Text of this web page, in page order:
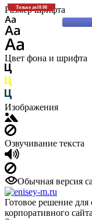
Только до10.08
Размер шрифта
Цвет фона и шрифта
Изображения
Озвучивание текста
Обычная версия
Готовое решение для
корпоративного сайта